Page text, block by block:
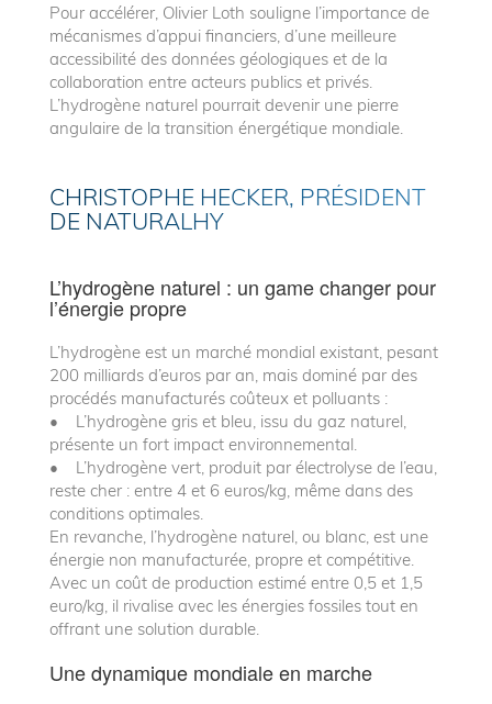
Pour accélérer, Olivier Loth souligne l’importance de
mécanismes d’appui financiers, d’une meilleure
accessibilité des données géologiques et de la
collaboration entre acteurs publics et privés.
L’hydrogène naturel pourrait devenir une pierre
angulaire de la transition énergétique mondiale.
CHRISTOPHE HECKER, PRÉSIDENT
DE NATURALHY
L’hydrogène naturel : un game changer pour
l’énergie propre
L’hydrogène est un marché mondial existant, pesant
200 milliards d’euros par an, mais dominé par des
procédés manufacturés coûteux et polluants :
• L’hydrogène gris et bleu, issu du gaz naturel,
présente un fort impact environnemental.
• L’hydrogène vert, produit par électrolyse de l’eau,
reste cher : entre 4 et 6 euros/kg, même dans des
conditions optimales.
En revanche, l’hydrogène naturel, ou blanc, est une
énergie non manufacturée, propre et compétitive.
Avec un coût de production estimé entre 0,5 et 1,5
euro/kg, il rivalise avec les énergies fossiles tout en
offrant une solution durable.
Une dynamique mondiale en marche